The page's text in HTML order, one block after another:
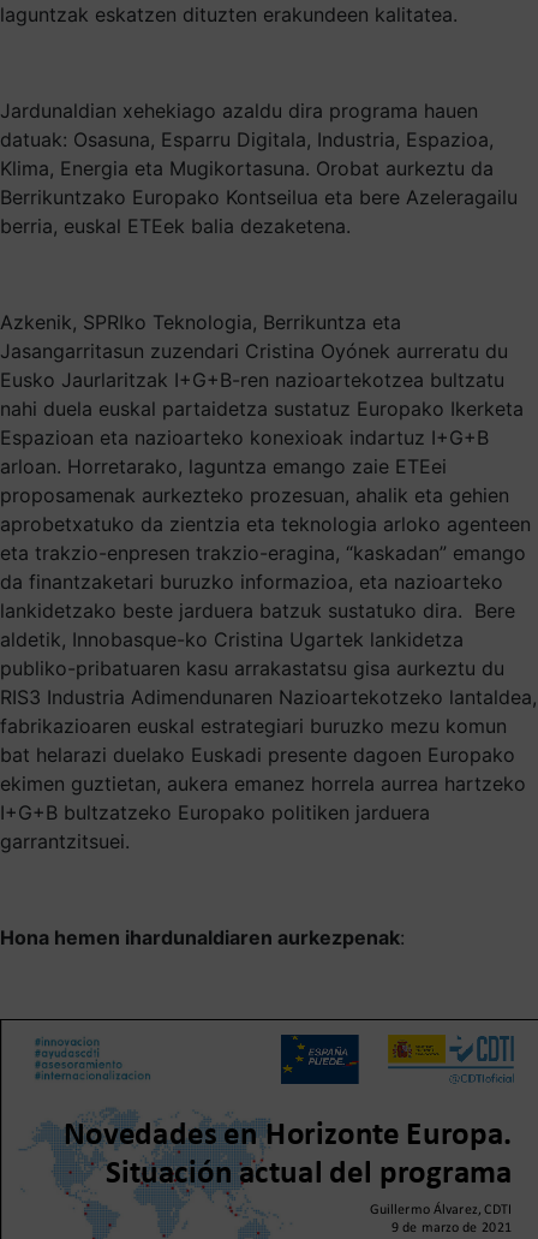
laguntzak eskatzen dituzten erakundeen kalitatea.
Jardunaldian xehekiago azaldu dira programa hauen
datuak: Osasuna, Esparru Digitala, Industria, Espazioa,
Klima, Energia eta Mugikortasuna. Orobat aurkeztu da
Berrikuntzako Europako Kontseilua eta bere Azeleragailu
berria, euskal ETEek balia dezaketena.
Azkenik, SPRIko Teknologia, Berrikuntza eta
Jasangarritasun zuzendari Cristina Oyónek aurreratu du
Eusko Jaurlaritzak I+G+B-ren nazioartekotzea bultzatu
nahi duela euskal partaidetza sustatuz Europako Ikerketa
Espazioan eta nazioarteko konexioak indartuz I+G+B
arloan. Horretarako, laguntza emango zaie ETEei
proposamenak aurkezteko prozesuan, ahalik eta gehien
aprobetxatuko da zientzia eta teknologia arloko agenteen
eta trakzio-enpresen trakzio-eragina, “kaskadan” emango
da finantzaketari buruzko informazioa, eta nazioarteko
lankidetzako beste jarduera batzuk sustatuko dira. Bere
aldetik, Innobasque-ko Cristina Ugartek lankidetza
publiko-pribatuaren kasu arrakastatsu gisa aurkeztu du
RIS3 Industria Adimendunaren Nazioartekotzeko lantaldea,
fabrikazioaren euskal estrategiari buruzko mezu komun
bat helarazi duelako Euskadi presente dagoen Europako
ekimen guztietan, aukera emanez horrela aurrea hartzeko
I+G+B bultzatzeko Europako politiken jarduera
garrantzitsuei.
Hona hemen ihardunaldiaren aurkezpenak: